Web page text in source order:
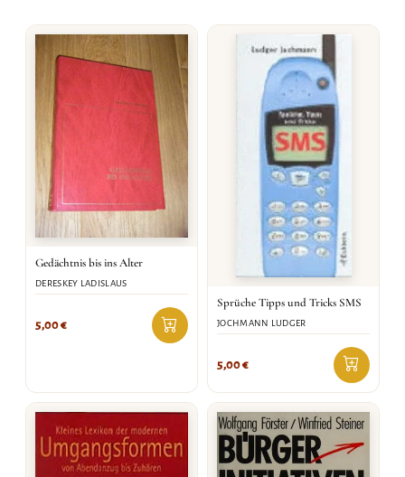
Gedächtnis bis ins Alter
DERESKEY LADISLAUS
5,00€
Sprüche Tipps und Tricks SMS
JOCHMANN LUDGER
5,00€